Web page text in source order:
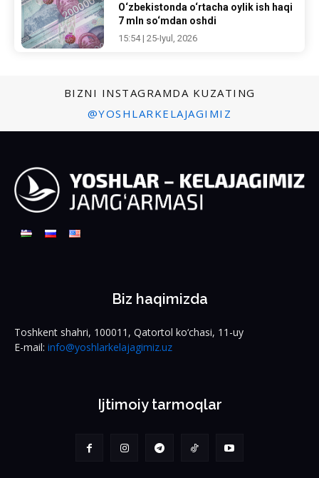
O‘zbekistonda o‘rtacha oylik ish haqi
7 mln so‘mdan oshdi
15:54 | 25-Iyul, 2026
BIZNI INSTAGRAMDA KUZATING
@YOSHLARKELAJAGIMIZ
Biz haqimizda
Toshkent shahri, 100011, Qatortol ko‘chasi, 11-uy
E-mail: info@yoshlarkelajagimiz.uz
Ijtimoiy tarmoqlar